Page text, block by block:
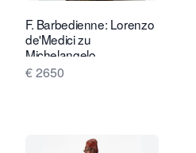
F. Barbedienne: Lorenzo
de'Medici zu
Michelangelo
€ 2650